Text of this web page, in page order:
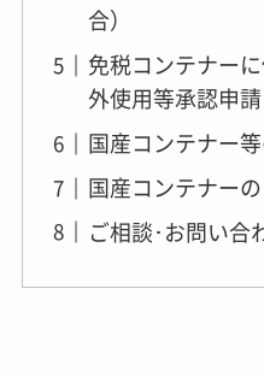
合）
免税コンテナー
外使用等承認申
国産コンテナー
国産コンテナー
ご相談･お問い合